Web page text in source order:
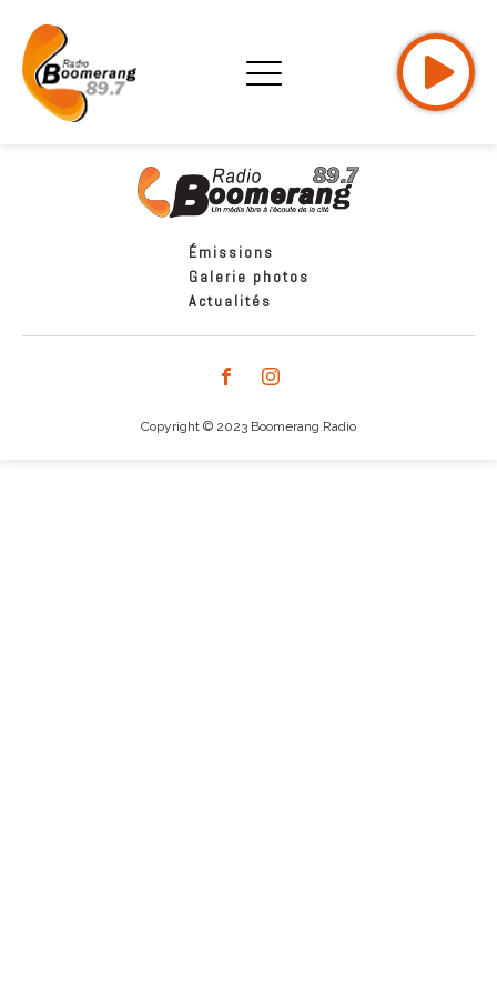
Émissions
Galerie photos
Actualités
Copyright © 2023 Boomerang Radio